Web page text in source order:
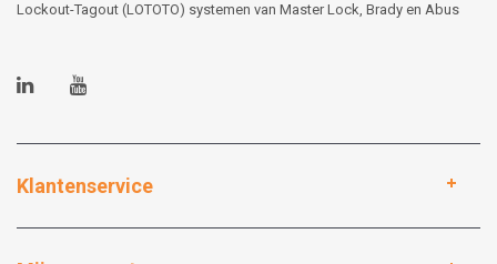
Lockout-Tagout (LOTOTO) systemen van Master Lock, Brady en Abus
Klantenservice